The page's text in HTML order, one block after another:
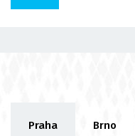
Praha Brno